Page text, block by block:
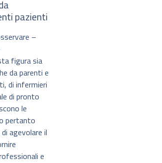
pazienti
–
figura sia
da parenti e
di infermieri
di pronto
le
pertanto
agevolare il
e